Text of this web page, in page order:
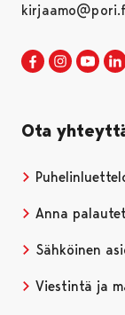
Porin
Avautuu
Porin
Ota
Anna
Sähköinen
Viestintä ja